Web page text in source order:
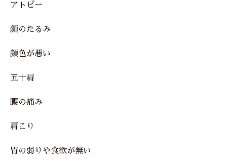
アトピー
顔のたるみ
顔色が悪い
五十肩
腰の痛み
肩こり
胃の弱りや食欲が無い